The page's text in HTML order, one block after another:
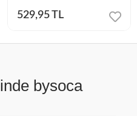
529,95 TL